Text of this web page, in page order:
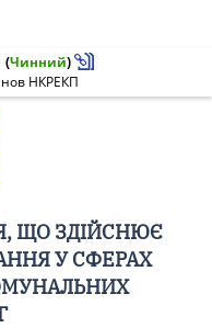
(Чинний)
НКРЕКП
ЩО ЗДІЙСНЮЄ
У СФЕРАХ